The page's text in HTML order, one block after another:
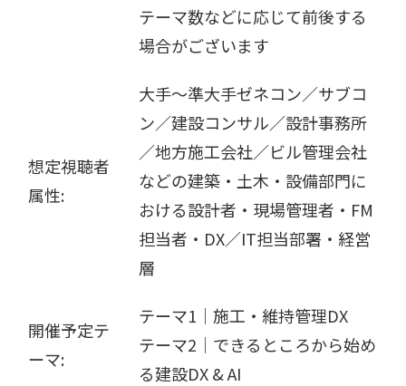
テーマ数などに応じて前後する
場合がございます
想定視聴者
属性:
大手～準大手ゼネコン／サブコ
ン／建設コンサル／設計事務所
／地方施工会社／ビル管理会社
などの建築・土木・設備部門に
おける設計者・現場管理者・FM
担当者・DX／IT担当部署・経営
層
開催予定テ
ーマ:
テーマ1│施工・維持管理DX
テーマ2│できるところから始め
る建設DX & AI